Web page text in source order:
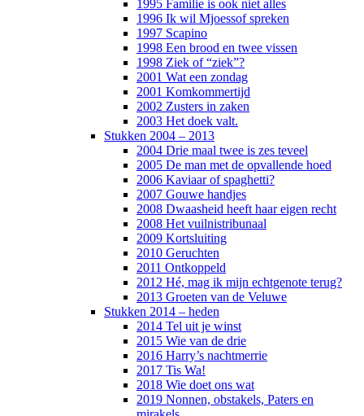
1995 Familie is ook niet alles
1996 Ik wil Mjoessof spreken
1997 Scapino
1998 Een brood en twee vissen
1998 Ziek of “ziek”?
2001 Wat een zondag
2001 Komkommertijd
2002 Zusters in zaken
2003 Het doek valt.
Stukken 2004 – 2013
2004 Drie maal twee is zes teveel
2005 De man met de opvallende hoed
2006 Kaviaar of spaghetti?
2007 Gouwe handjes
2008 Dwaasheid heeft haar eigen recht
2008 Het vuilnistribunaal
2009 Kortsluiting
2010 Geruchten
2011 Ontkoppeld
2012 Hé, mag ik mijn echtgenote terug?
2013 Groeten van de Veluwe
Stukken 2014 – heden
2014 Tel uit je winst
2015 Wie van de drie
2016 Harry’s nachtmerrie
2017 Tis Wa!
2018 Wie doet ons wat
2019 Nonnen, obstakels, Paters en